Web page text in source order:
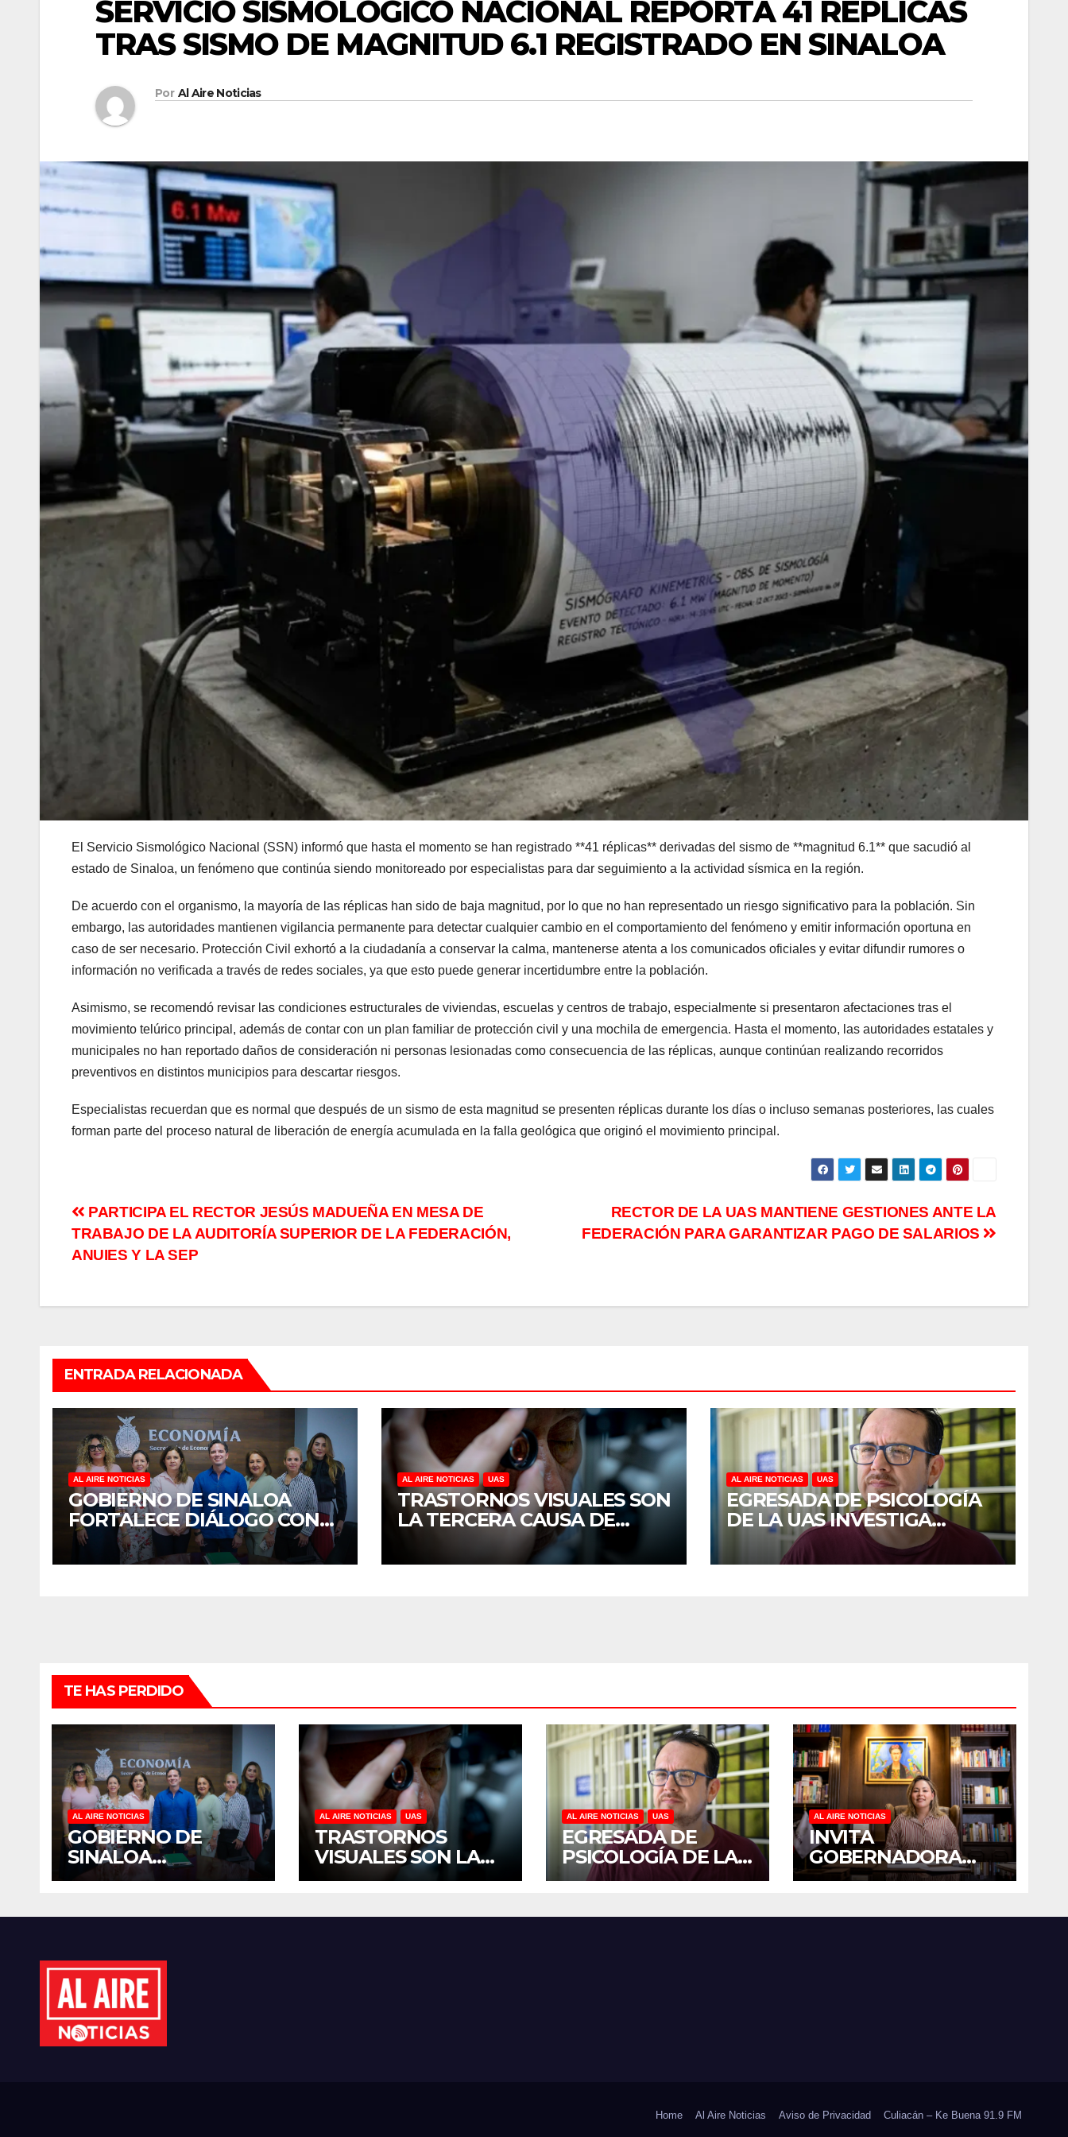
SERVICIO SISMOLÓGICO NACIONAL REPORTA 41 RÉPLICAS
TRAS SISMO DE MAGNITUD 6.1 REGISTRADO EN SINALOA
Por Al Aire Noticias
El Servicio Sismológico Nacional (SSN) informó que hasta el momento se han registrado **41 réplicas** derivadas del sismo de **magnitud 6.1** que sacudió al
estado de Sinaloa, un fenómeno que continúa siendo monitoreado por especialistas para dar seguimiento a la actividad sísmica en la región.
De acuerdo con el organismo, la mayoría de las réplicas han sido de baja magnitud, por lo que no han representado un riesgo significativo para la población. Sin
embargo, las autoridades mantienen vigilancia permanente para detectar cualquier cambio en el comportamiento del fenómeno y emitir información oportuna en
caso de ser necesario. Protección Civil exhortó a la ciudadanía a conservar la calma, mantenerse atenta a los comunicados oficiales y evitar difundir rumores o
información no verificada a través de redes sociales, ya que esto puede generar incertidumbre entre la población.
Asimismo, se recomendó revisar las condiciones estructurales de viviendas, escuelas y centros de trabajo, especialmente si presentaron afectaciones tras el
movimiento telúrico principal, además de contar con un plan familiar de protección civil y una mochila de emergencia. Hasta el momento, las autoridades estatales y
municipales no han reportado daños de consideración ni personas lesionadas como consecuencia de las réplicas, aunque continúan realizando recorridos
preventivos en distintos municipios para descartar riesgos.
Especialistas recuerdan que es normal que después de un sismo de esta magnitud se presenten réplicas durante los días o incluso semanas posteriores, las cuales
forman parte del proceso natural de liberación de energía acumulada en la falla geológica que originó el movimiento principal.
Navegación
de
RECTOR DE LA UAS MANTIENE GESTIONES ANTE LA
FEDERACIÓN PARA GARANTIZAR PAGO DE SALARIOS
PARTICIPA EL RECTOR JESÚS MADUEÑA EN MESA DE
TRABAJO DE LA AUDITORÍA SUPERIOR DE LA FEDERACIÓN,
ANUIES Y LA SEP
ENTRADA RELACIONADA
AL AIRE NOTICIAS
GOBIERNO DE SINALOA
FORTALECE DIÁLOGO CON
MUJERES EMPRESARIAS DE
CULIACÁN
AL AIRE NOTICIAS UAS
TRASTORNOS VISUALES SON
LA TERCERA CAUSA DE
DISCAPACIDAD EN MÉXICO,
REVELA ESTUDIO DEL
AL AIRE NOTICIAS UAS
EGRESADA DE PSICOLOGÍA
DE LA UAS INVESTIGA
DUELO ANTICIPADO Y
SOBRECARGA EN
TE HAS PERDIDO
AL AIRE NOTICIAS
GOBIERNO DE
SINALOA
FORTALECE
MUJERES
CULIACÁN
AL AIRE NOTICIAS UAS
TRASTORNOS
VISUALES SON LA
TERCERA CAUSA DE
MÉXICO, REVELA
AL AIRE NOTICIAS UAS
EGRESADA DE
PSICOLOGÍA DE LA
UAS INVESTIGA
Y SOBRECARGA EN
AL AIRE NOTICIAS
INVITA
GOBERNADORA
YERALDINE A
JORNADA
Home Al Aire Noticias Aviso de Privacidad Culiacán – Ke Buena 91.9 FM